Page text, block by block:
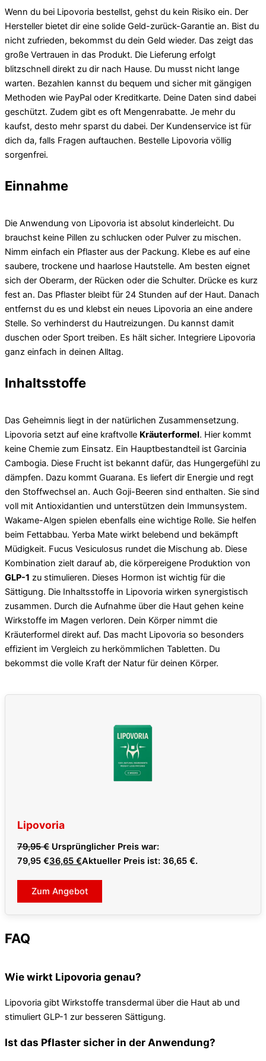
Wenn du bei Lipovoria bestellst, gehst du kein Risiko ein. Der
Hersteller bietet dir eine solide Geld-zurück-Garantie an. Bist du
nicht zufrieden, bekommst du dein Geld wieder. Das zeigt das
große Vertrauen in das Produkt. Die Lieferung erfolgt
blitzschnell direkt zu dir nach Hause. Du musst nicht lange
warten. Bezahlen kannst du bequem und sicher mit gängigen
Methoden wie PayPal oder Kreditkarte. Deine Daten sind dabei
geschützt. Zudem gibt es oft Mengenrabatte. Je mehr du
kaufst, desto mehr sparst du dabei. Der Kundenservice ist für
dich da, falls Fragen auftauchen. Bestelle Lipovoria völlig
sorgenfrei.
Einnahme
Die Anwendung von Lipovoria ist absolut kinderleicht. Du
brauchst keine Pillen zu schlucken oder Pulver zu mischen.
Nimm einfach ein Pflaster aus der Packung. Klebe es auf eine
saubere, trockene und haarlose Hautstelle. Am besten eignet
sich der Oberarm, der Rücken oder die Schulter. Drücke es kurz
fest an. Das Pflaster bleibt für 24 Stunden auf der Haut. Danach
entfernst du es und klebst ein neues Lipovoria an eine andere
Stelle. So verhinderst du Hautreizungen. Du kannst damit
duschen oder Sport treiben. Es hält sicher. Integriere Lipovoria
ganz einfach in deinen Alltag.
Inhaltsstoffe
Das Geheimnis liegt in der natürlichen Zusammensetzung.
Lipovoria setzt auf eine kraftvolle Kräuterformel. Hier kommt
keine Chemie zum Einsatz. Ein Hauptbestandteil ist Garcinia
Cambogia. Diese Frucht ist bekannt dafür, das Hungergefühl zu
dämpfen. Dazu kommt Guarana. Es liefert dir Energie und regt
den Stoffwechsel an. Auch Goji-Beeren sind enthalten. Sie sind
voll mit Antioxidantien und unterstützen dein Immunsystem.
Wakame-Algen spielen ebenfalls eine wichtige Rolle. Sie helfen
beim Fettabbau. Yerba Mate wirkt belebend und bekämpft
Müdigkeit. Fucus Vesiculosus rundet die Mischung ab. Diese
Kombination zielt darauf ab, die körpereigene Produktion von
GLP-1 zu stimulieren. Dieses Hormon ist wichtig für die
Sättigung. Die Inhaltsstoffe in Lipovoria wirken synergistisch
zusammen. Durch die Aufnahme über die Haut gehen keine
Wirkstoffe im Magen verloren. Dein Körper nimmt die
Kräuterformel direkt auf. Das macht Lipovoria so besonders
effizient im Vergleich zu herkömmlichen Tabletten. Du
bekommst die volle Kraft der Natur für deinen Körper.
Lipovoria
79,95€ Ursprünglicher Preis war:
79,95 €36,65 €Aktueller Preis ist: 36,65 €.
Zum Angebot
FAQ
Wie wirkt Lipovoria genau?
Lipovoria gibt Wirkstoffe transdermal über die Haut ab und
stimuliert GLP-1 zur besseren Sättigung.
Ist das Pflaster sicher in der Anwendung?